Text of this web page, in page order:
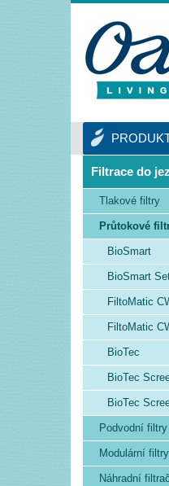
Filtrace do
Tlakové filtry
Průtokové
BioSmart
BioSmart
FiltoMatic
FiltoMatic
BioTec
BioTec
BioTec
Podvodní filtry
Modulární filtry
Náhradní